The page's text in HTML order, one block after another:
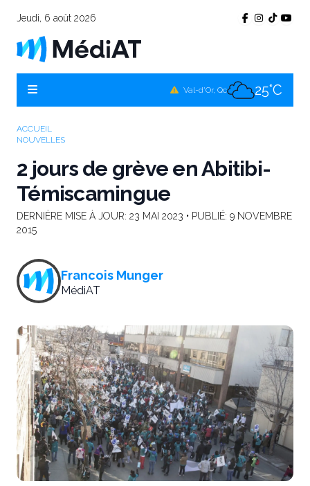
Jeudi, 6 août 2026
Val-d'Or, Qc 25°C
ACCUEIL
NOUVELLES
2 jours de grève en Abitibi-
Témiscamingue
DERNIÈRE MISE À JOUR: 23 MAI 2023 • PUBLIÉ: 9 NOVEMBRE
2015
Francois Munger
MédiAT